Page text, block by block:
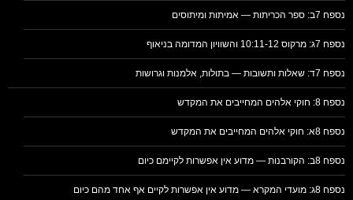
נספח 7ב: ספר הכריתות — אמיתות ומיתוסים
נספח 7ג: מרקוס 10:11-12 והשוויון המדומה בניאוף
נספח 7ד: שאלות ותשובות — בתולות, אלמנות וגרושות
נספח 8: חוקי אלהים המחייבים את המקדש
נספח 8א: חוקי אלהים המחייבים את המקדש
נספח 8ב: הקורבנות — מדוע אין אפשרות לקיימם כיום
נספח 8ג: מועדי המקרא — מדוע אין אפשרות לקיים אף אחד מהם כיום